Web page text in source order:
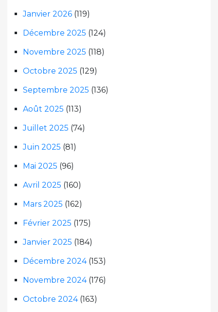
Janvier 2026 (119)
Décembre 2025 (124)
Novembre 2025 (118)
Octobre 2025 (129)
Septembre 2025 (136)
Août 2025 (113)
Juillet 2025 (74)
Juin 2025 (81)
Mai 2025 (96)
Avril 2025 (160)
Mars 2025 (162)
Février 2025 (175)
Janvier 2025 (184)
Décembre 2024(153)
Novembre 2024(176)
Octobre 2024(163)